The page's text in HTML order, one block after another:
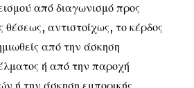
από διαγωνισμό προς
θέσεως, αντιστοίχως, το κέρδος
από την άσκηση
ή από την παροχή